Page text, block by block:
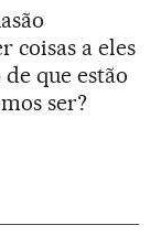
coisas a eles
que estão
ser?